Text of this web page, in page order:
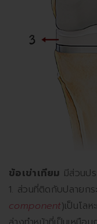
ข้อเข่าเทียม มีส่วนป
1. ส่วนที่ติดกับปลายก
component)เป็นโล